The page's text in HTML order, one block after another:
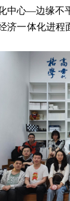
中心—边缘不
济一体化进